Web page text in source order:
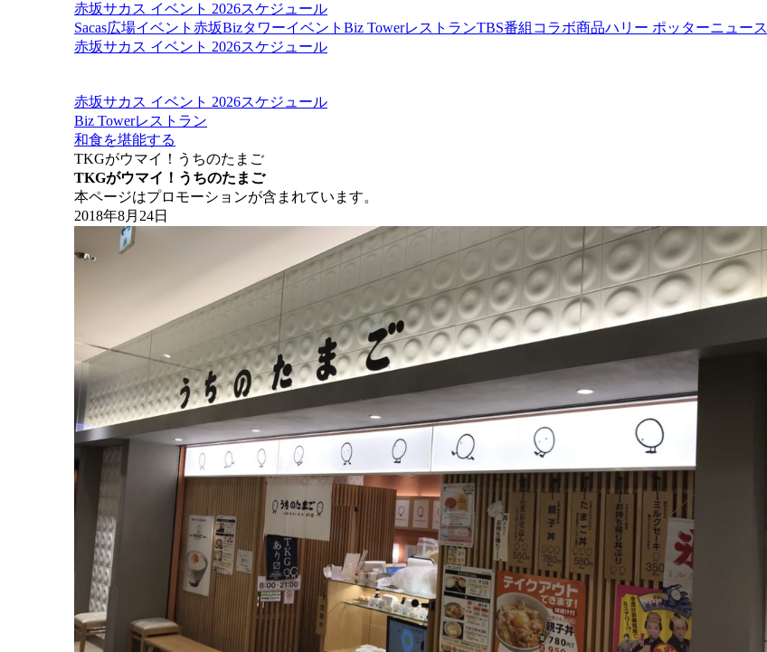
赤坂サカス イベント 2026スケジュール
Sacas広場イベント 赤坂Bizタワーイベント Biz TowerレストランTBS番組コラボ商品ハリー ポッターニュース
赤坂サカス イベント 2026スケジュール
赤坂サカス イベント 2026スケジュール
Biz Towerレストラン
和食を堪能する
TKGがウマイ！うちのたまご
TKGがウマイ！うちのたまご
本ページはプロモーションが含まれています。
2018年8月24日